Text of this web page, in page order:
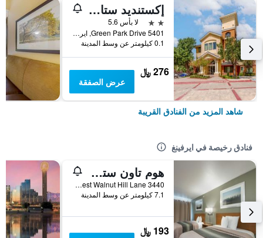
إكستنديد ستاي أمريكا سويتس دالاس لاس كوليناس جرين بارك دي
2 نجمتين
لا بأس 5.6
5401 Green Park Drive, ايرفينغ, TX, الولايات المتحدة الأميريكية
0.1 كيلومتر عن وسط المدينة
276 ﷼
عرض الصفقة
شاهد المزيد من الفنادق القريبة
فنادق رخيصة في ايرفينغ
هوم تاون ستوديوز باي رد روف دالاس - إرفينج
3440 West Walnut Hill Lane, ايرفينغ, TX, الولايات المتحدة الأميريكية
7.1 كيلومتر عن وسط المدينة
193 ﷼